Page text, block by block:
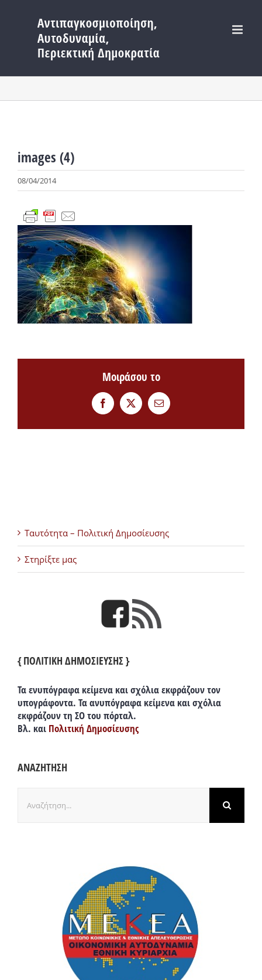
περιεχόμενο
images (4)
08/04/2014
Μοιράσου το
FacebookTwitterEmail
Ταυτότητα – Πολιτική Δημοσίευσης
Στηρίξτε μας
{ ΠΟΛΙΤΙΚΗ ΔΗΜΟΣΙΕΥΣΗΣ }
Τα ενυπόγραφα κείμενα και σχόλια εκφράζουν τον
υπογράφοντα. Τα ανυπόγραφα κείμενα και σχόλια
εκφράζουν τη ΣΟ του πόρταλ.
Βλ. και Πολιτική Δημοσίευσης
ΑΝΑΖΗΤΗΣΗ
για: